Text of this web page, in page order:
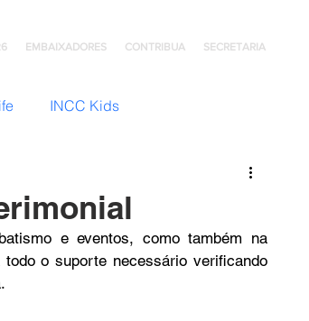
EMBAIXADORES CONTRIBUA SECRETARIA
INCC Kids
Brasil Colégio Jaime Kratz
e eventos, como também na
o suporte necessário verificando